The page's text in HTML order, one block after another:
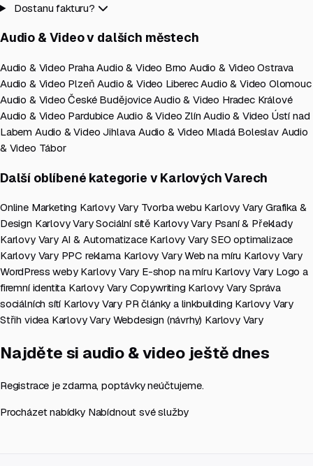
Dostanu fakturu?
Audio & Video v dalších městech
Audio & Video PrahaAudio & Video Brno Audio & Video Ostrava
Audio & Video PlzeňAudio & Video LiberecAudio & Video Olomouc
Audio & Video České BudějoviceAudio & Video Hradec Králové
Audio & Video Pardubice Audio & Video ZlínAudio & Video Ústí nad
Labem Audio & Video Jihlava Audio & Video Mladá Boleslav Audio
& Video Tábor
Další oblíbené kategorie v Karlových Varech
Online Marketing Karlovy Vary Tvorba webu Karlovy VaryGrafika &
Design Karlovy VarySociální sítě Karlovy Vary Psaní & Překlady
Karlovy Vary AI & Automatizace Karlovy VarySEO optimalizace
Karlovy Vary PPC reklama Karlovy VaryWeb na míru Karlovy Vary
WordPress weby Karlovy Vary E-shop na míru Karlovy Vary Logo a
firemní identita Karlovy Vary Copywriting Karlovy VarySpráva
sociálních sítí Karlovy Vary PR články a linkbuilding Karlovy Vary
Střih videa Karlovy Vary Webdesign (návrhy) Karlovy Vary
Najděte si audio & video ještě dnes
Registrace je zdarma, poptávky neúčtujeme.
Procházet nabídky Nabídnout své služby